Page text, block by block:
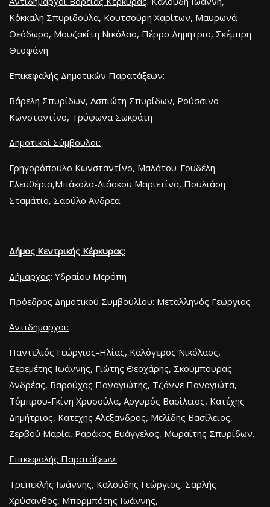
Κόκκαλη Σπυριδούλα, Κουτσούρη Χαρίτων, Μαυρωνά
Θεόδωρο, Μουζακίτη Νικόλαο, Πέρρο Δημήτριο, Σκέμπρη
Θεοφάνη
Επικεφαλής Δημοτικών Παρατάξεων:
Βάρελη Σπυρίδων, Ασπιώτη Σπυρίδων, Ρούσσινο
Κωνσταντίνο, Τρύφωνα Σωκράτη
Δημοτικοί Σύμβουλοι:
Γρηγορόπουλο Κωνσταντίνο, Μαλάτου-Γουδέλη
Ελευθέρια,Μπάκολα-Λιάσκου Μαριετίνα, Πουλιάση
Σταμάτιο, Σαούλο Ανδρέα.
Δήμος Κεντρικής Κέρκυρας:
Δήμαρχος: Υδραίου Μερόπη
Πρόεδρος Δημοτικού Συμβουλίου: Μεταλληνός Γεώργιος
Αντιδήμαρχοι:
Παντελιός Γεώργιος-Ηλίας, Καλόγερος Νικόλαος,
Σερεμέτης Ιωάννης, Γιώτης Θεοχάρης, Σκούμπουρας
Ανδρέας, Βαρούχας Παναγιώτης, Τζάννε Παναγιώτα,
Τόμπρου-Γκίνη Χρυσούλα, Αργυρός Βασίλειος, Κατέχης
Δημήτριος, Κατέχης Αλέξανδρος, Μελίδης Βασίλειος,
Ζερβού Μαρία, Ραράκος Ευάγγελος, Μωραίτης Σπυρίδων.
Επικεφαλής Παρατάξεων:
Τρεπεκλής Ιωάννης, Καλούδης Γεώργιος, Σαρλής
Χρύσανθος, Μπορμπότης Ιωάννης,